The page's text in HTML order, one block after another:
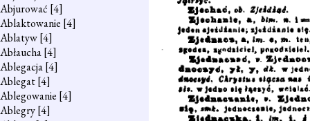
Abjurować [4]
Ablaktowanie [4]
Ablatyw[4]
Abłaucha[4]
Ablegacja[4]
Ablegat[4]
Ablegowanie [4]
Ablegry[4]